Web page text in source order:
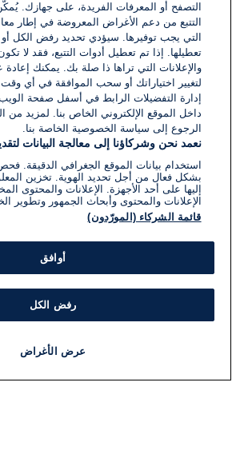
اكتب تعليقًا جديدًا ...
التصفح أو المعرفات الفريدة، على جهازك.
التتبع من دعم الأغراض المعروضة في إطار
التي يجب توفيرها. سيؤدي تحديد رفض الكل
تعطيلها. إذا تم تعطيل أدوات التتبع، فقد لا
والإعلانات التي تراها ذا صلة بك. يمكنك
لتغيير اختياراتك أو سحب الموافقة في أي
إدارة التفضيلات الرابط في أسفل صفحة
داخل الموقع الإلكتروني الخاص بنا. لمزيد من
الرجوع إلى سياسة الخصوصية الخاصة بنا.
نعمد نحن وشركاؤنا إلى معالجة البيانات
استخدام بيانات الموقع الجغرافي الدقيقة.
بشكل فعال من أجل تحديد الهوية. تخزين
إليها على أحد الأجهزة. الإعلانات والمحتوى
الإعلانات والمحتوى وأبحاث الجمهور وتطوير
قائمة الشركاء (المورّدون)
أوافق
رفض الكل
عرض الأغراض